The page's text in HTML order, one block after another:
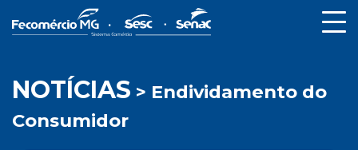
NOTÍCIAS > Endividamento do
Consumidor